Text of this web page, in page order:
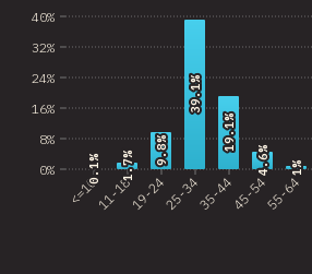
Uruguay
Vietnam
Lithuania
Estonia
Egypt
<=1011-1819-2425-3435-4445-5455-64
0%
8%
16%
24%
32%
40%
0.1%
0.1% 1.7%
1.7% 9.8%
9.8%
39.1%
39.1%
19.1%
19.1%
4.6%
4.6% 1%
1%